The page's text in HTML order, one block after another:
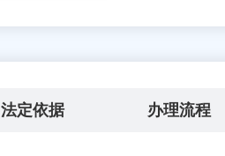
法定依据 办理流程